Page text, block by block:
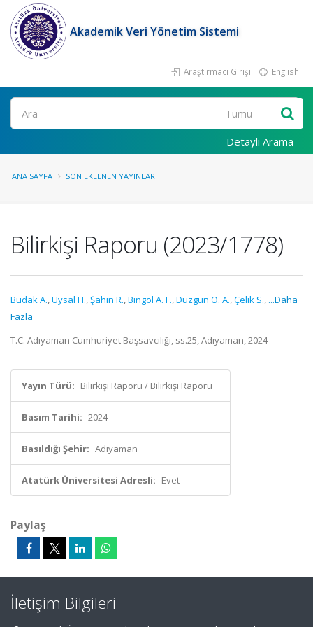
Akademik Veri Yönetim Sistemi
Araştırmacı Girişi English
Ara
Detaylı Arama
ANA SAYFA SON EKLENEN YAYINLAR
Bilirkişi Raporu (2023/1778)
Budak A.,Uysal H.,Şahin R.,Bingöl A. F.,Düzgün O. A.,Çelik S., ...Daha
Fazla
T.C. Adıyaman Cumhuriyet Başsavcılığı, ss.25, Adıyaman, 2024
Yayın Türü: Bilirkişi Raporu / Bilirkişi Raporu
Basım Tarihi: 2024
Basıldığı Şehir: Adıyaman
Atatürk Üniversitesi Adresli: Evet
Paylaş
İletişim Bilgileri